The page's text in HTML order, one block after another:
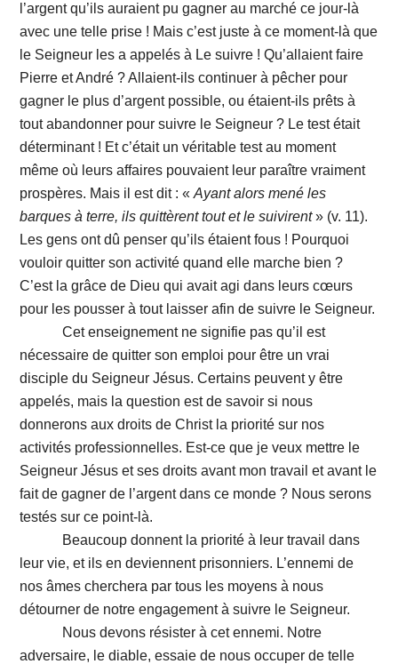
l’argent qu’ils auraient pu gagner au marché ce jour-là
avec une telle prise ! Mais c’est juste à ce moment-là que
le Seigneur les a appelés à Le suivre ! Qu’allaient faire
Pierre et André ? Allaient-ils continuer à pêcher pour
gagner le plus d’argent possible, ou étaient-ils prêts à
tout abandonner pour suivre le Seigneur ? Le test était
déterminant ! Et c’était un véritable test au moment
même où leurs affaires pouvaient leur paraître vraiment
prospères. Mais il est dit : «Ayant alors mené les
barques à terre, ils quittèrent tout et le suivirent» (v. 11).
Les gens ont dû penser qu’ils étaient fous ! Pourquoi
vouloir quitter son activité quand elle marche bien ?
C’est la grâce de Dieu qui avait agi dans leurs cœurs
pour les pousser à tout laisser afin de suivre le Seigneur.
Cet enseignement ne signifie pas qu’il est
nécessaire de quitter son emploi pour être un vrai
disciple du Seigneur Jésus. Certains peuvent y être
appelés, mais la question est de savoir si nous
donnerons aux droits de Christ la priorité sur nos
activités professionnelles. Est-ce que je veux mettre le
Seigneur Jésus et ses droits avant mon travail et avant le
fait de gagner de l’argent dans ce monde ? Nous serons
testés sur ce point-là.
Beaucoup donnent la priorité à leur travail dans
leur vie, et ils en deviennent prisonniers. L’ennemi de
nos âmes cherchera par tous les moyens à nous
détourner de notre engagement à suivre le Seigneur.
Nous devons résister à cet ennemi. Notre
adversaire, le diable, essaie de nous occuper de telle